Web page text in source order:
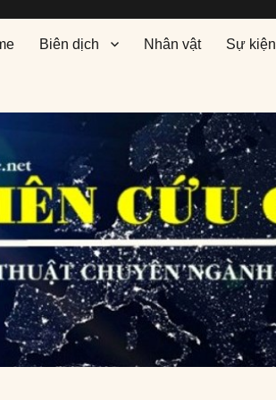
Biên dịch Nhân vật Sự kiện